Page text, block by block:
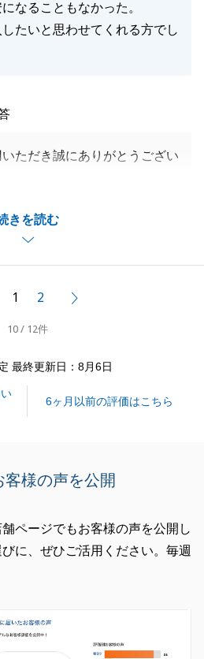
なることもなかった。
たいと思わせてくれる方でし
きを読む
ただき誠にありがとうござい
物件をご紹介できたこと非常
す。
ざいましたらお気軽にお申し
ます。
閉じる
1 2
10 / 12件
最終更新日：8月6日
6ヶ月以前の評価はこちら
様の声を公開
ページでもお客様の声を公開し
に、ぜひご活用ください。毎週